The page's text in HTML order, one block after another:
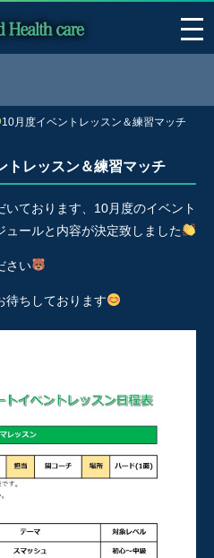
10月度イベントレッスン＆練習マッチ
トレッスン＆練習マッチ
ております、10月度のイベント
ュールと内容が決定致しました
さい
待ちしております